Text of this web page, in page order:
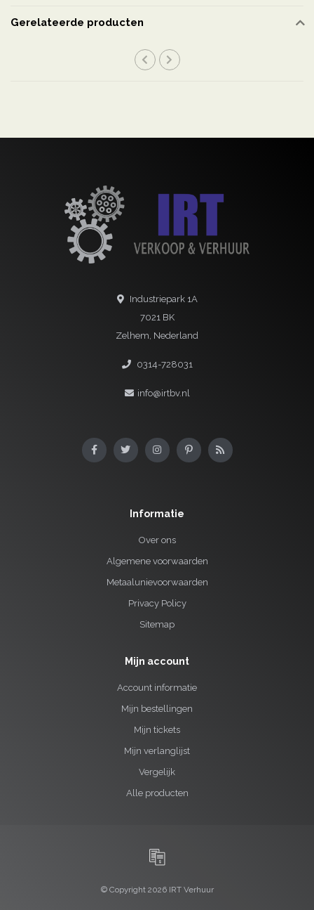
Gerelateerde producten
Industriepark 1A
7021 BK
Zelhem, Nederland
0314-728031
info@irtbv.nl
Informatie
Over ons
Algemene voorwaarden
Metaalunievoorwaarden
Privacy Policy
Sitemap
Mijn account
Account informatie
Mijn bestellingen
Mijn tickets
Mijn verlanglijst
Vergelijk
Alle producten
© Copyright 2026 IRT Verhuur